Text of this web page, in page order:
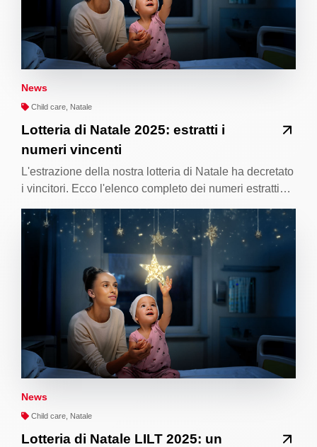
News
Child care, Natale
Lotteria di Natale 2025: estratti i
numeri vincenti
L'estrazione della nostra lotteria di Natale ha decretato
i vincitori. Ecco l'elenco completo dei numeri estratti…
News
Child care, Natale
Lotteria di Natale LILT 2025: un